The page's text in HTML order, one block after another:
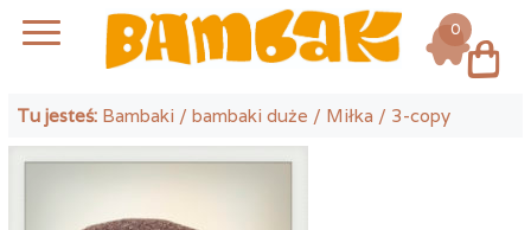
Tu jesteś: Bambaki /bambaki duże / Miłka / 3-copy
Log in
0